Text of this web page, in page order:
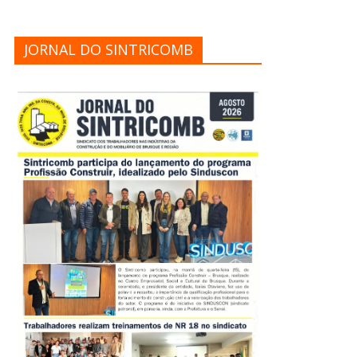
JORNAL DO SINTRICOMB